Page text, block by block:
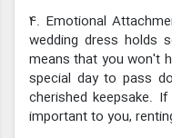
4. Emotional
wedding dress holds
means that you won't
special day to pass
cherished keepsake.
important to you,